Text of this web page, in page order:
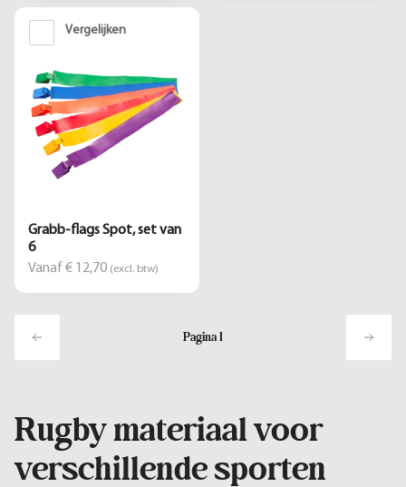
Vergelijken
Grabb-flags Spot, set van
6
Vanaf € 12,70 (excl. btw)
Pagina1
Rugby materiaal voor
verschillende sporten